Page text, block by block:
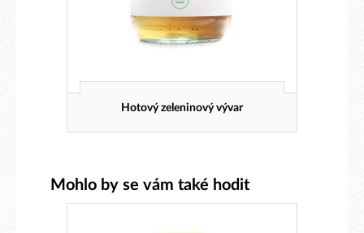
Hotový zeleninový vývar
Mohlo by se vám také hodit